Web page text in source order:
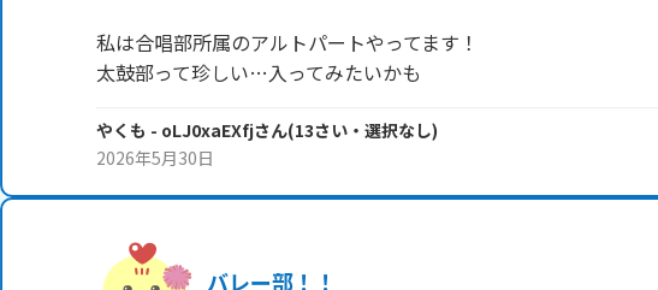
私は合唱部所属のアルトパートやってます！
太鼓部って珍しい…入ってみたいかも
やくも - oLJ0xaEXfjさん(13さい・ 選択なし)
2026年5月30日
バレー部！！